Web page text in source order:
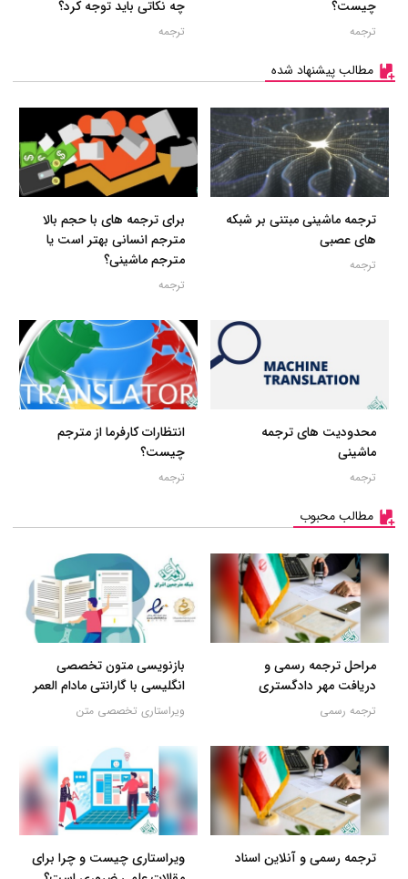
چیست؟
ترجمه
چه نکاتی باید توجه کرد؟
ترجمه
مطالب پیشنهاد شده
ترجمه ماشینی مبتنی بر شبکه
های عصبی
ترجمه
برای ترجمه های با حجم بالا
مترجم انسانی بهتر است یا
مترجم ماشینی؟
ترجمه
محدودیت های ترجمه
ماشینی
ترجمه
انتظارات کارفرما از مترجم
چیست؟
ترجمه
مطالب محبوب
مراحل ترجمه رسمی و
دریافت مهر دادگستری
ترجمه رسمی
بازنویسی متون تخصصی
انگلیسی با گارانتی مادام العمر
ویراستاری تخصصی متن
ترجمه رسمی و آنلاین اسناد
ویراستاری چیست و چرا برای